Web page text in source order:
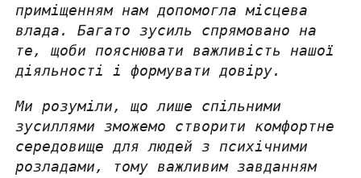
приміщенням нам допомогла місцева
влада. Багато зусиль спрямовано на
те, щоби пояснювати важливість нашої
діяльності і формувати довіру.
Ми розуміли, що лише спільними
зусиллями зможемо створити комфортне
середовище для людей з психічними
розладами, тому важливим завданням